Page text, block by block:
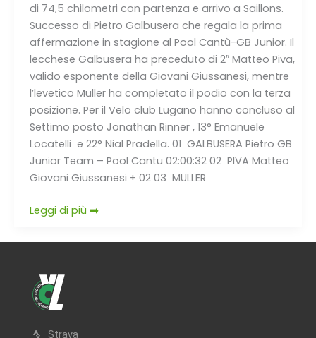
di 74,5 chilometri con partenza e arrivo a Saillons.
Successo di Pietro Galbusera che regala la prima
affermazione in stagione al Pool Cantù-GB Junior. Il
lecchese Galbusera ha preceduto di 2″ Matteo Piva,
valido esponente della Giovani Giussanesi, mentre
l’levetico Muller ha completato il podio con la terza
posizione. Per il Velo club Lugano hanno concluso al
Settimo posto Jonathan Rinner , 13° Emanuele
Locatelli e 22° Nial Pradella. 01 GALBUSERA Pietro GB
Junior Team – Pool Cantu 02:00:32 02 PIVA Matteo
Giovani Giussanesi + 02 03 MULLER
Leggi di più ➡️
Strava